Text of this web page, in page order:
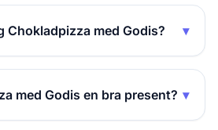
Chokladpizza med Godis? ▾
med Godis en bra present? ▾